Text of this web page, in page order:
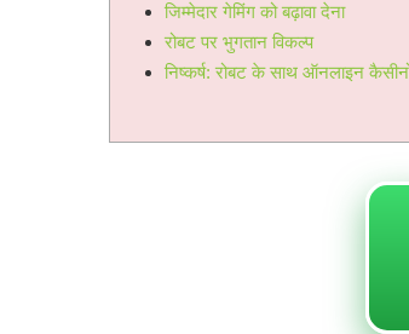
जिम्मेदार गेमिंग को बढ़ावा देना
रोबट पर भुगतान विकल्प
निष्कर्ष: रोबट के साथ ऑनलाइन